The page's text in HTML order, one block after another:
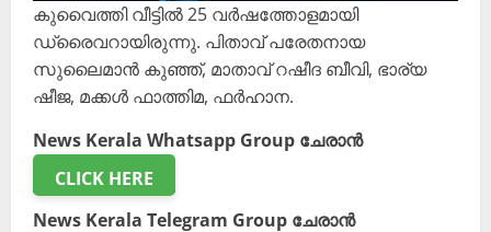
കുവൈത്തി വീട്ടിൽ 25 വർഷത്തോളമായി
ഡ്രൈവറായിരുന്നു. പിതാവ് പരേതനായ
സുലൈമാൻ കുഞ്ഞ്, മാതാവ് റഷീദ ബീവി, ഭാര്യ
ഷീജ, മക്കൾ ഫാത്തിമ, ഫർഹാന.
News Kerala Whatsapp Group ചേരാൻ
CLICK HERE
News Kerala Telegram Group ചേരാൻ